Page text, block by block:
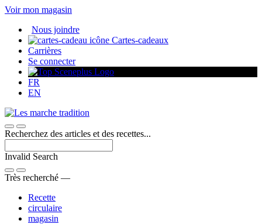
Passer
contenu
Voir mon magasin
Nous joindre
Cartes-cadeaux
Carrières
Se connecter
FR
EN
Recherchez des articles et des recettes...
Invalid Search
Submit
Très recherché —
Recette
circulaire
magasin